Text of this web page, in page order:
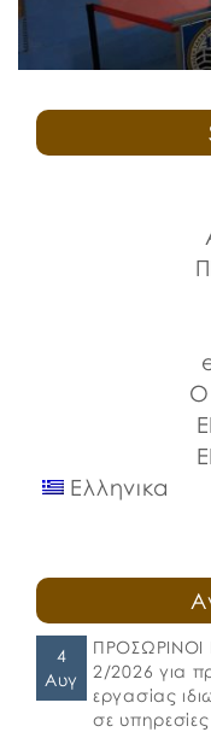
Ο
Ελληνικα
4
Αυγ
2/2026 για
εργασίας
σε